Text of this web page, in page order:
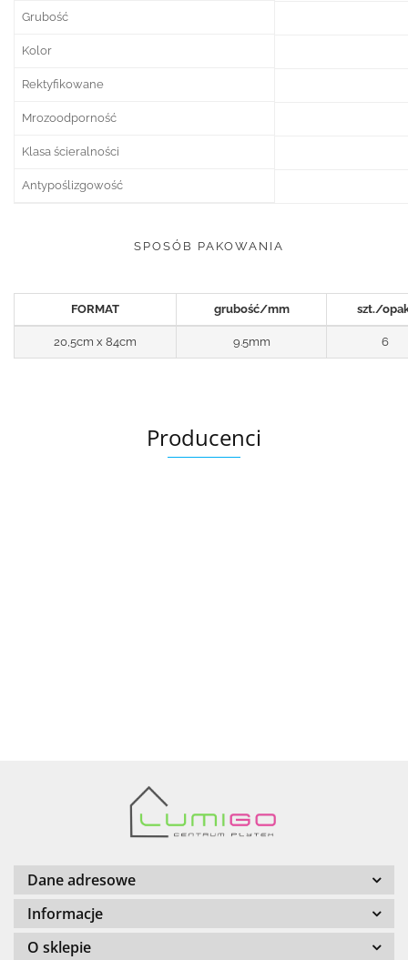
Grubość
Kolor
Rektyfikowane
Mrozoodporność
Klasa ścieralności
Antypoślizgowość
SPOSÓB PAKOWANIA
FORMAT grubość/mm szt./
20,5cm x 84cm 9.5mm 6
Producenci
Barwolf
Dane adresowe
Informacje
O sklepie